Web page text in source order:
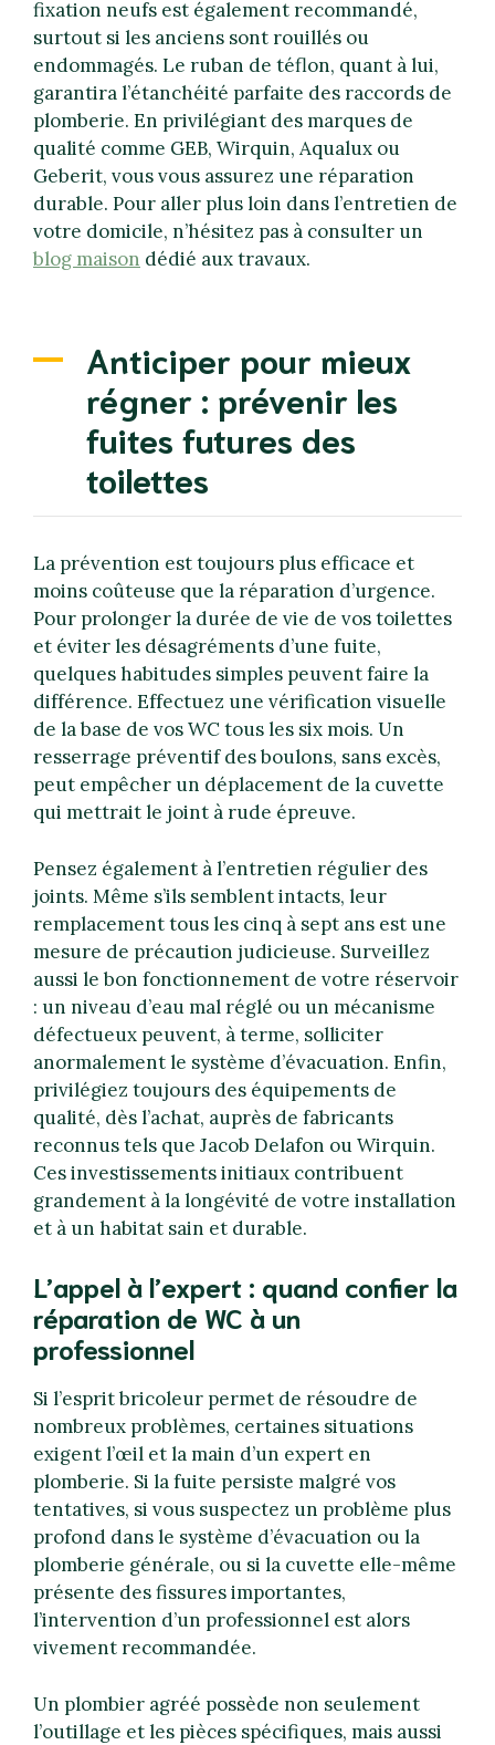
fixation neufs est également recommandé,
surtout si les anciens sont rouillés ou
endommagés. Le ruban de téflon, quant à lui,
garantira l’étanchéité parfaite des raccords de
plomberie. En privilégiant des marques de
qualité comme GEB, Wirquin, Aqualux ou
Geberit, vous vous assurez une réparation
durable. Pour aller plus loin dans l’entretien de
votre domicile, n’hésitez pas à consulter un
blog maison dédié aux travaux.
Anticiper pour mieux
régner : prévenir les
fuites futures des
toilettes
La prévention est toujours plus efficace et
moins coûteuse que la réparation d’urgence.
Pour prolonger la durée de vie de vos toilettes
et éviter les désagréments d’une fuite,
quelques habitudes simples peuvent faire la
différence. Effectuez une vérification visuelle
de la base de vos WC tous les six mois. Un
resserrage préventif des boulons, sans excès,
peut empêcher un déplacement de la cuvette
qui mettrait le joint à rude épreuve.
Pensez également à l’entretien régulier des
joints. Même s’ils semblent intacts, leur
remplacement tous les cinq à sept ans est une
mesure de précaution judicieuse. Surveillez
aussi le bon fonctionnement de votre réservoir
: un niveau d’eau mal réglé ou un mécanisme
défectueux peuvent, à terme, solliciter
anormalement le système d’évacuation. Enfin,
privilégiez toujours des équipements de
qualité, dès l’achat, auprès de fabricants
reconnus tels que Jacob Delafon ou Wirquin.
Ces investissements initiaux contribuent
grandement à la longévité de votre installation
et à un habitat sain et durable.
L’appel à l’expert : quand confier la
réparation de WC à un
professionnel
Si l’esprit bricoleur permet de résoudre de
nombreux problèmes, certaines situations
exigent l’œil et la main d’un expert en
plomberie. Si la fuite persiste malgré vos
tentatives, si vous suspectez un problème plus
profond dans le système d’évacuation ou la
plomberie générale, ou si la cuvette elle-même
présente des fissures importantes,
l’intervention d’un professionnel est alors
vivement recommandée.
Un plombier agréé possède non seulement
l’outillage et les pièces spécifiques, mais aussi